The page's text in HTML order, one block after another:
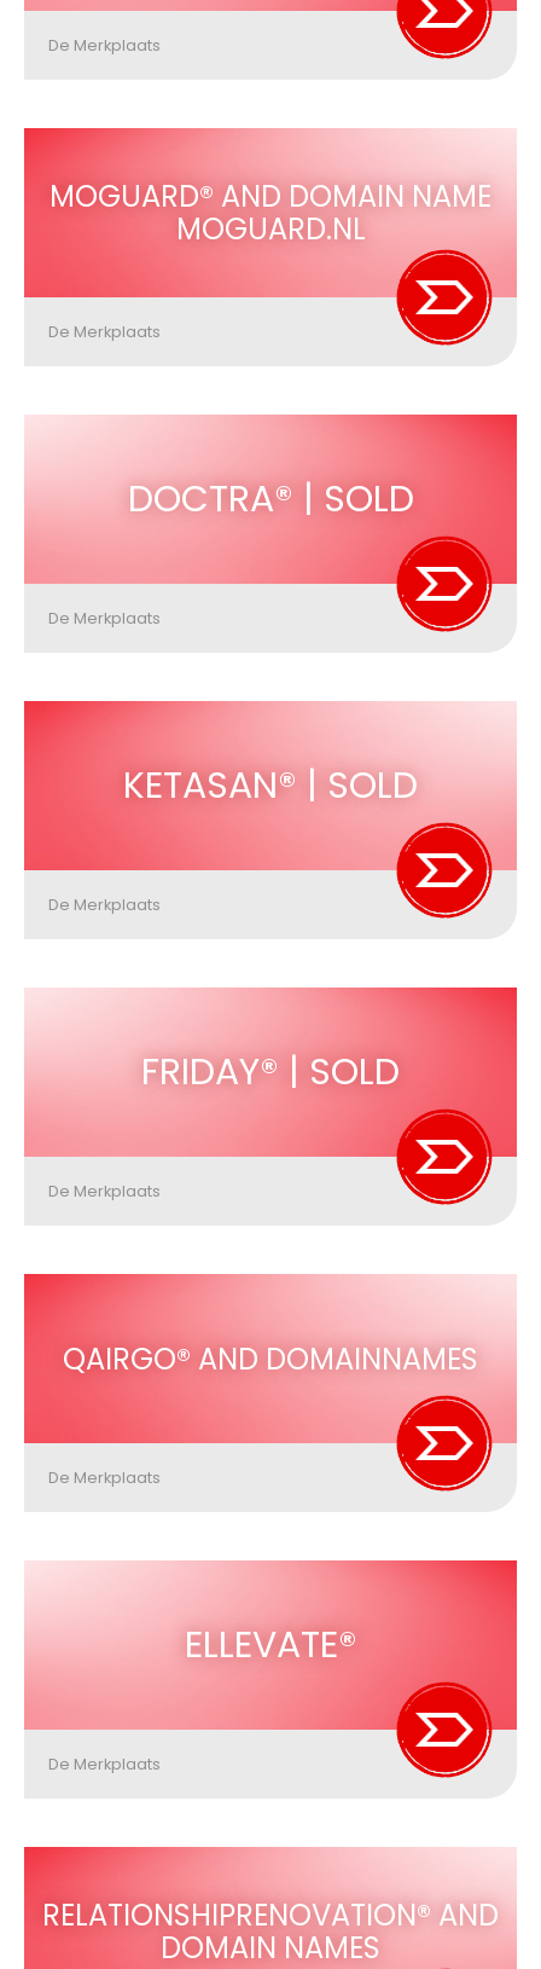
De Merkplaats
MOGUARD® AND DOMAIN NAME
MOGUARD.NL
De Merkplaats
DOCTRA® | SOLD
De Merkplaats
KETASAN® | SOLD
De Merkplaats
FRIDAY® | SOLD
De Merkplaats
QAIRGO® AND DOMAINNAMES
De Merkplaats
ELLEVATE®
De Merkplaats
RELATIONSHIPRENOVATION® AND
DOMAIN NAMES